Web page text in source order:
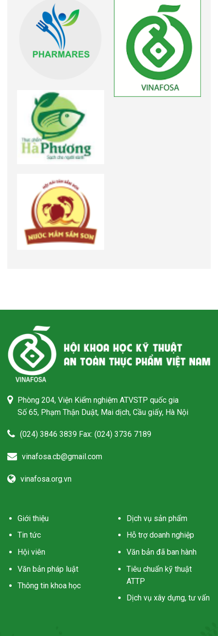
Phòng 204, Viện Kiểm nghiệm ATVSTP quốc gia
Số 65, Phạm Thận Duật, Mai dịch, Cầu giấy, Hà Nội
(024) 3846 3839 Fax: (024) 3736 7189
vinafosa.cb@gmail.com
vinafosa.org.vn
Giới thiệu
Tin tức
Hội viên
Văn bản pháp luật
Thông tin khoa học
Dịch vụ sản phẩm
Hỗ trợ doanh nghiệp
Văn bản đã ban hành
Tiêu chuẩn kỹ thuật
ATTP
Dịch vụ xây dựng, tư vấn